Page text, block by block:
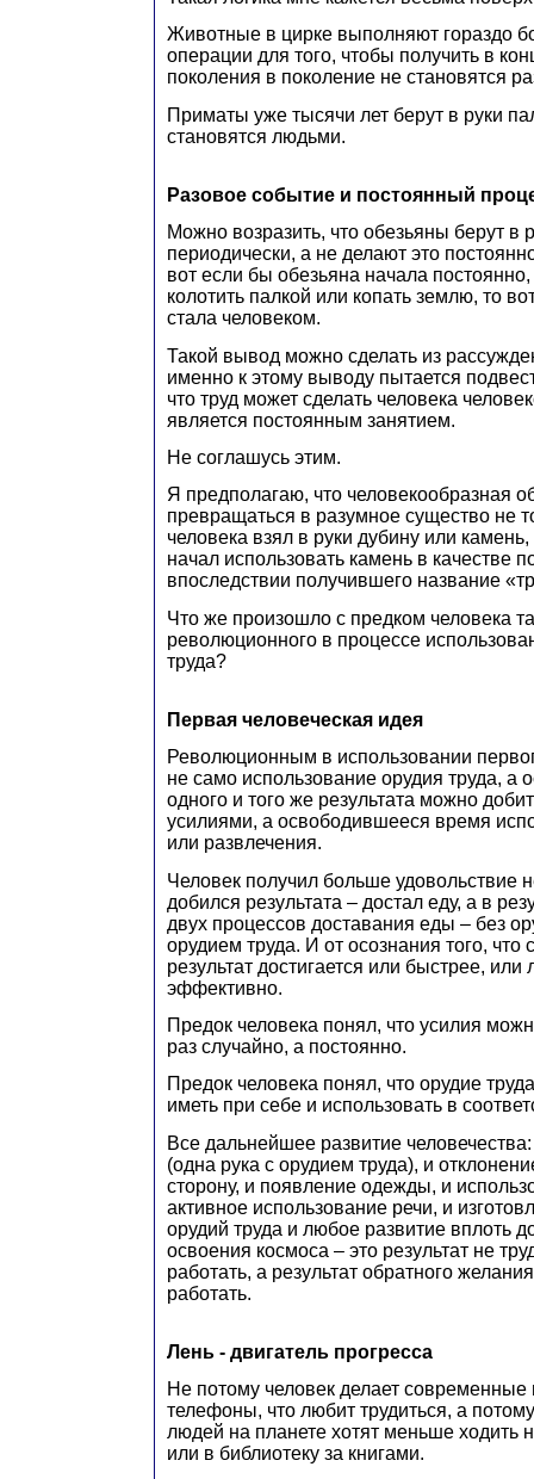
Животные в цирке выполняют гораздо
операции для того, чтобы получить в
поколения в поколение не становятся
Приматы уже тысячи лет берут в руки
становятся людьми.
Разовое событие и постоянный
Можно возразить, что обезьяны берут в
периодически, а не делают это
вот если бы обезьяна начала
колотить палкой или копать землю, то
стала человеком.
Такой вывод можно сделать из
именно к этому выводу пытается
что труд может сделать человека
является постоянным занятием.
Не соглашусь этим.
Я предполагаю, что человекообразная
превращаться в разумное существо не
человека взял в руки дубину или камень,
начал использовать камень в качестве
впоследствии получившего название
Что же произошло с предком человека
революционного в процессе
труда?
Первая человеческая идея
Революционным в использовании
не само использование орудия труда, а
одного и того же результата можно
усилиями, а освободившееся время
или развлечения.
Человек получил больше удовольствие
добился результата – достал еду, а в
двух процессов доставания еды – без
орудием труда. И от осознания того, что
результат достигается или быстрее, или
эффективно.
Предок человека понял, что усилия
раз случайно, а постоянно.
Предок человека понял, что орудие
иметь при себе и использовать в
Все дальнейшее развитие
(одна рука с орудием труда), и
сторону, и появление одежды, и
активное использование речи, и
орудий труда и любое развитие вплоть
освоения космоса – это результат не
работать, а результат обратного
работать.
Лень - двигатель прогресса
Не потому человек делает
телефоны, что любит трудиться, а
людей на планете хотят меньше ходить
или в библиотеку за книгами.